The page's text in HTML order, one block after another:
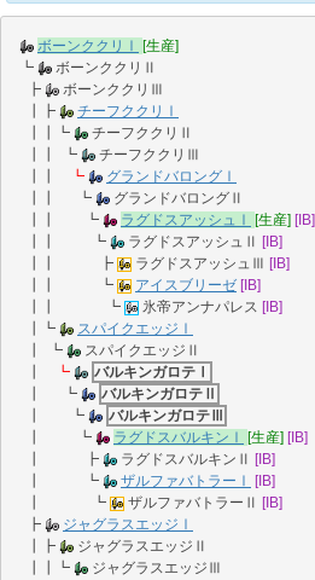
ボーンククリⅠ
[生産]
┗
ボーンククリⅡ
┣
ボーンククリⅢ
┃┣
チーフククリⅠ
┃┃┗
チーフククリⅡ
┃┃ ┗
チーフククリⅢ
┗
グランドバロングⅠ
┃┃ ┗
グランドバロングⅡ
┃┃ ┗
ラグドスアッシュⅠ [生産] [IB]
┃┃ ┗
ラグドスアッシュⅡ
[IB]
┃┃ ┣
ラグドスアッシュⅢ [IB]
┃┃ ┗
アイスブリーゼ [IB]
┃┃ ┗
氷帝アンナパレス [IB]
┃┗
スパイクエッジⅠ
┃ ┗
スパイクエッジⅡ
┗
バルキンガロテⅠ
┃ ┗
バルキンガロテⅡ
┃ ┗
バルキンガロテⅢ
┃ ┗
ラグドスバルキンⅠ [生産] [IB]
┃ ┣
ラグドスバルキンⅡ
[IB]
┃ ┗
ザルファバトラーⅠ
[IB]
┃ ┗
ザルファバトラーⅡ
[IB]
┣
ジャグラスエッジⅠ
┃┣
ジャグラスエッジⅡ
┃┃┗
ジャグラスエッジⅢ